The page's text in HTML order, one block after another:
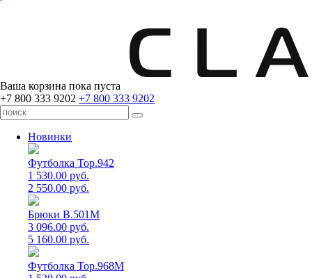
Ваша корзина пока пуста
+7 800 333 9202 +7 800 333 9202
Новинки
Футболка Top.942
1 530.00 руб.
2 550.00 руб.
Брюки B.501M
3 096.00 руб.
5 160.00 руб.
Футболка Top.968M